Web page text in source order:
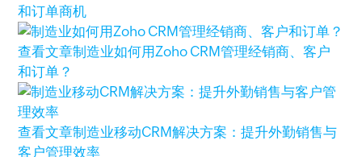
和订单商机
查看文章制造业如何用Zoho CRM管理经销商、客户
和订单？
查看文章制造业移动CRM解决方案：提升外勤销售与
客户管理效率